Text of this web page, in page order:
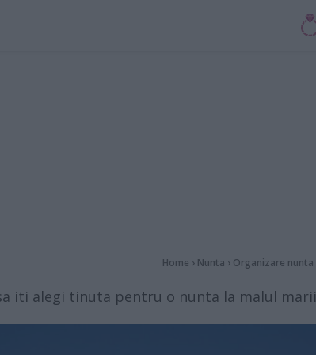
Home › Nunta › Organizare nunta
iti alegi tinuta pentru o nunta la malul marii